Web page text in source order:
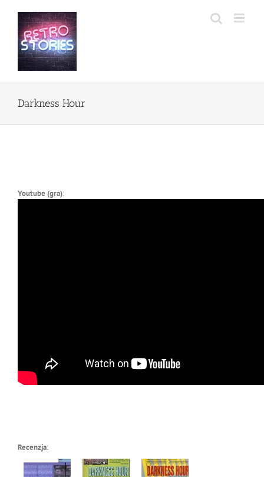
zawartości
Darkness Hour
Youtube (gra):
Recenzja: